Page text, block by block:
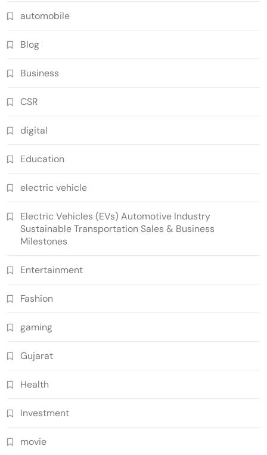
automobile
Blog
Business
CSR
digital
Education
electric vehicle
Electric Vehicles (EVs) Automotive Industry
Sustainable Transportation Sales & Business
Milestones
Entertainment
Fashion
gaming
Gujarat
Health
Investment
movie